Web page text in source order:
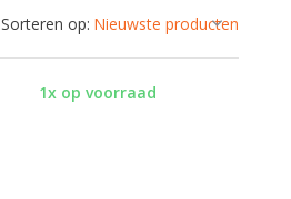
Sorteren op:
1x op voorraad